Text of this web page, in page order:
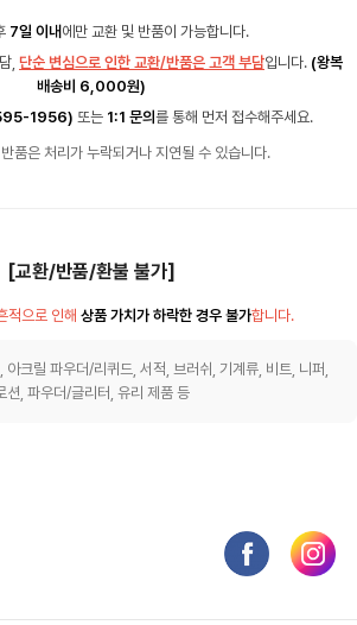
7일 이내 에만 교환 및 반품이 가능합니다.
, 단순 변심으로 인한 교환/반품은 고객 부담입니다. (왕복
배송비 6,000원)
1956) 또는 1:1 문의 를 통해 먼저 접수해주세요.
품은 처리가 누락되거나 지연될 수 있습니다.
[교환/반품/환불 불가]
적으로 인해 상품 가치가 하락한 경우 불가합니다.
크릴 파우더/리퀴드, 서적, 브러쉬, 기계류, 비트, 니퍼,
션, 파우더/글리터, 유리 제품 등